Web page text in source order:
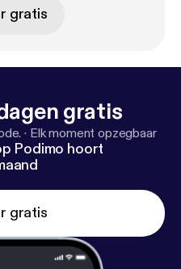
gratis
gratis
· Elk moment opzegbaar
Podimo hoort
gratis